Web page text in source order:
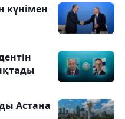
күнімен
Астана